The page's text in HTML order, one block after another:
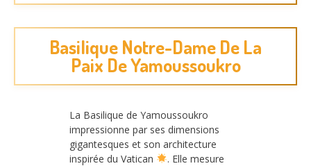
Basilique Notre-Dame De La
Paix De Yamoussoukro
La Basilique de Yamoussoukro
impressionne par ses dimensions
gigantesques et son architecture
inspirée du Vatican
. Elle mesure